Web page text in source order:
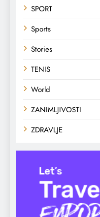
SPORT
Sports
Stories
TENIS
World
ZANIMLJIVOSTI
ZDRAVLJE